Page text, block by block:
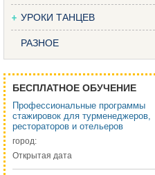
УРОКИ ТАНЦЕВ
РАЗНОЕ
БЕСПЛАТНОЕ ОБУЧЕНИЕ
Профессиональные программы
стажировок для турменеджеров,
рестораторов и отельеров
город:
Открытая дата